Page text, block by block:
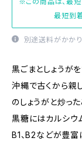
最短到
別途送料がかかり
黒ごまとしょうが
沖縄で古くから親
のしょうがと炒っ
黒糖にはカルシウ
B1、B2などが豊富